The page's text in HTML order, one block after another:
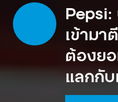
Pepsi:
เข้ามา
ต้องยอ
แลกกับ